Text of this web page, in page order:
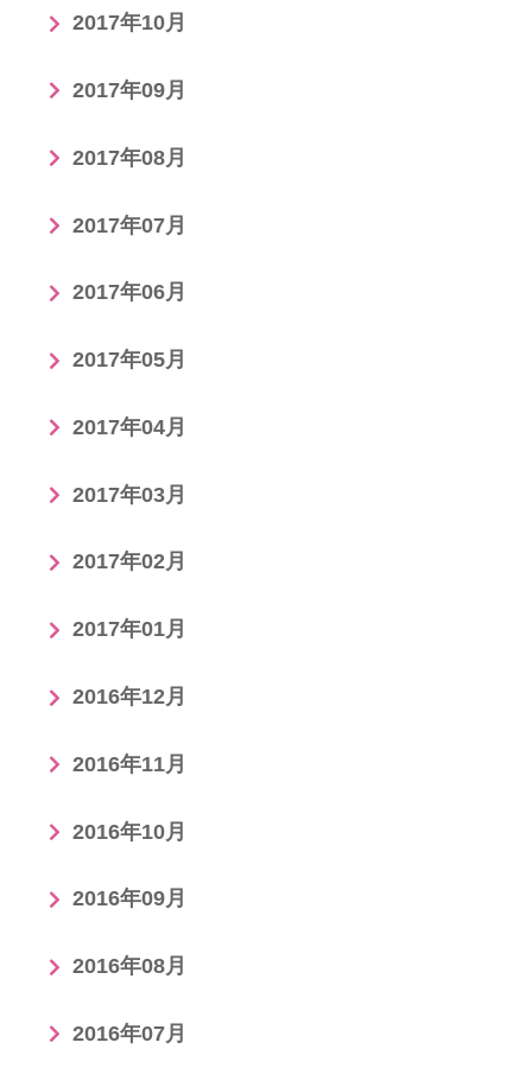
2017年10月
2017年09月
2017年08月
2017年07月
2017年06月
2017年05月
2017年04月
2017年03月
2017年02月
2017年01月
2016年12月
2016年11月
2016年10月
2016年09月
2016年08月
2016年07月